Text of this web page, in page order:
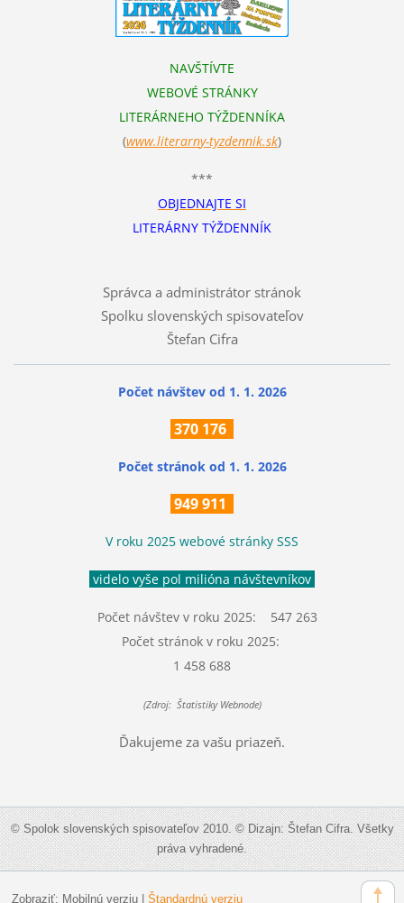
NAVŠTÍVTE
WEBOVÉ STRÁNKY
LITERÁRNEHO TÝŽDENNÍKA
(www.literarny-tyzdennik.sk)
***
OBJEDNAJTE SI
LITERÁRNY TÝŽDENNÍK
Správca a administrátor stránok
Spolku slovenských spisovateľov
Štefan Cifra
Počet návštev od 1. 1. 2026
370 176
Počet stránok od 1. 1. 2026
949 911
V roku 2025 webové stránky SSS
videlo vyše pol milióna návštevníkov
Počet návštev v roku 2025: 547 263
Počet stránok v roku 2025:
1 458 688
(Zdroj: Štatistiky Webnode)
Ďakujeme za vašu priazeň.
© Spolok slovenských spisovateľov 2010. © Dizajn: Štefan Cifra. Všetky
práva vyhradené.
Zobraziť: Mobilnú verziu| Štandardnú verziu